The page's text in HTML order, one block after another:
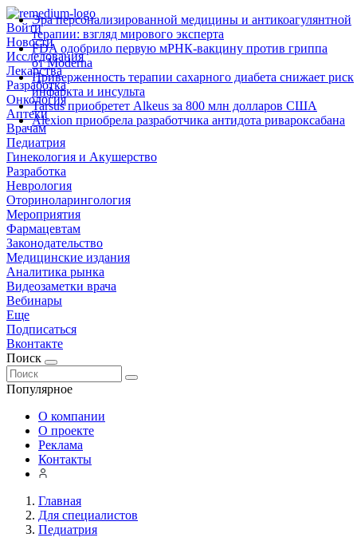
Войти
Новости
Исследования
Лекарства
Разработка
Онкология
Аптеки
Врачам
Педиатрия
Гинекология и Акушерство
Разработка
Неврология
Оториноларингология
Мероприятия
Фармацевтам
Законодательство
Медицинские издания
Аналитика рынка
Видеозаметки врача
Вебинары
Еще
Подписаться
Вконтакте
Поиск
Популярное
Эра персонализированной медицины и антикоагулянтной
терапии: взгляд мирового эксперта
FDA одобрило первую мРНК‑вакцину против гриппа
от Moderna
Приверженность терапии сахарного диабета снижает риск
инфаркта и инсульта
Tarsus приобретет Alkeus за 800 млн долларов США
Alexion приобрела разработчика антидота ривароксабана
О компании
О проекте
Реклама
Контакты
Главная
Для специалистов
Педиатрия